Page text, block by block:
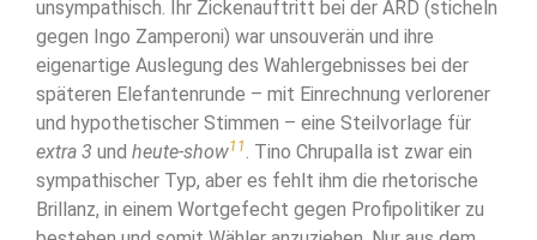
unsympathisch. Ihr Zickenauftritt bei der ARD (sticheln
gegen Ingo Zamperoni) war unsouverän und ihre
eigenartige Auslegung des Wahlergebnisses bei der
späteren Elefantenrunde – mit Einrechnung verlorener
und hypothetischer Stimmen – eine Steilvorlage für
extra 3 und heute-show11. Tino Chrupalla ist zwar ein
sympathischer Typ, aber es fehlt ihm die rhetorische
Brillanz, in einem Wortgefecht gegen Profipolitiker zu